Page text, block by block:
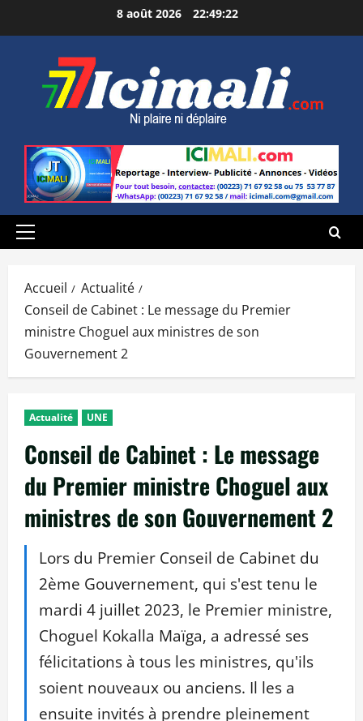
au
8 août 2026 22:49:23
Menu
Accueil
Actualité
Conseil de Cabinet : Le message du Premier
ministre Choguel aux ministres de son
Gouvernement 2
Actualité UNE
Conseil de Cabinet : Le message
du Premier ministre Choguel aux
ministres de son Gouvernement 2
Lors du Premier Conseil de Cabinet du
2ème Gouvernement, qui s'est tenu le
mardi 4 juillet 2023, le Premier ministre,
Choguel Kokalla Maïga, a adressé ses
félicitations à tous les ministres, qu'ils
soient nouveaux ou anciens. Il les a
ensuite invités à prendre pleinement